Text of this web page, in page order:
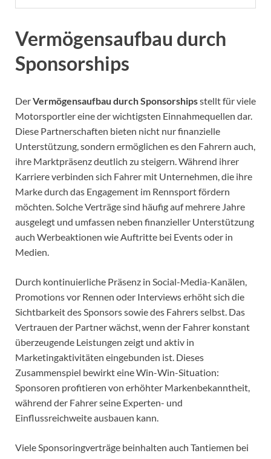
Vermögensaufbau durch
Sponsorships
DerVermögensaufbau durch Sponsorshipsstellt für viele
Motorsportler eine der wichtigsten Einnahmequellen dar.
Diese Partnerschaften bieten nicht nur finanzielle
Unterstützung, sondern ermöglichen es den Fahrern auch,
ihre Marktpräsenz deutlich zu steigern. Während ihrer
Karriere verbinden sich Fahrer mit Unternehmen, die ihre
Marke durch das Engagement im Rennsport fördern
möchten. Solche Verträge sind häufig auf mehrere Jahre
ausgelegt und umfassen neben finanzieller Unterstützung
auch Werbeaktionen wie Auftritte bei Events oder in
Medien.
Durch kontinuierliche Präsenz in Social-Media-Kanälen,
Promotions vor Rennen oder Interviews erhöht sich die
Sichtbarkeit des Sponsors sowie des Fahrers selbst. Das
Vertrauen der Partner wächst, wenn der Fahrer konstant
überzeugende Leistungen zeigt und aktiv in
Marketingaktivitäten eingebunden ist. Dieses
Zusammenspiel bewirkt eine Win-Win-Situation:
Sponsoren profitieren von erhöhter Markenbekanntheit,
während der Fahrer seine Experten- und
Einflussreichweite ausbauen kann.
Viele Sponsoringverträge beinhalten auch Tantiemen bei